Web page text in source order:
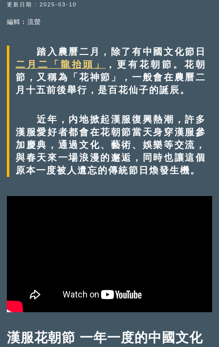
更新日期 : 2025-03-10
編輯︰流螢
踏入農曆二月，除了有中國文化節日
二月二「龍抬頭」
，更有花朝節。花朝
節，又稱為「花神節」，一般會在農曆二
月十五前後舉行，是百花仙子的誕辰。
近年，内地掀起漢服復興熱潮，許多
漢服愛好者都會在花朝節當天身穿漢服參
加慶典，通過文化、藝術、娛樂等交流，
與春天來一場浪漫的邂逅，同時也讓這個
原本一度被人遺忘的傳統節日煥發生機。
漢服花朝節 一年一度的中國文化